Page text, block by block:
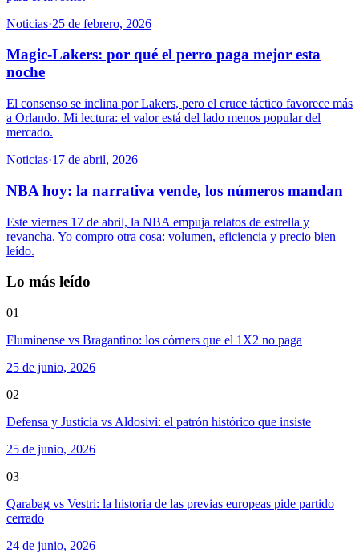
Noticias·25 de febrero, 2026
Magic-Lakers: por qué el perro paga mejor esta
noche
El consenso se inclina por Lakers, pero el cruce táctico favorece más
a Orlando. Mi lectura: el valor está del lado menos popular del
mercado.
Noticias·17 de abril, 2026
NBA hoy: la narrativa vende, los números mandan
Este viernes 17 de abril, la NBA empuja relatos de estrella y
revancha. Yo compro otra cosa: volumen, eficiencia y precio bien
leído.
Lo más leído
01
Fluminense vs Bragantino: los córners que el 1X2 no paga
25 de junio, 2026
02
Defensa y Justicia vs Aldosivi: el patrón histórico que insiste
25 de junio, 2026
03
Qarabag vs Vestri: la historia de las previas europeas pide partido
cerrado
24 de junio, 2026